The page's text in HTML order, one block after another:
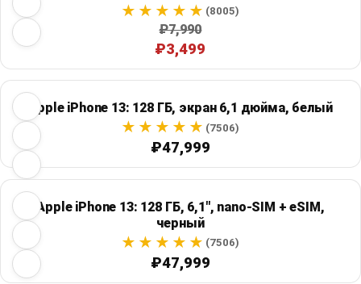
(8005)
₽7,990
₽3,499
Apple iPhone 13: 128 ГБ, экран 6,1 дюйма, белый
(7506)
₽47,999
Apple iPhone 13: 128 ГБ, 6,1", nano-SIM + eSIM,
черный
(7506)
₽47,999